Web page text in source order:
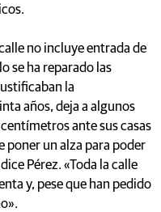
no incluye entrada de
se ha reparado las
la
años, deja a algunos
ante sus casas
poner un alza para poder
Pérez. «Toda la calle
y, pese que han pedido